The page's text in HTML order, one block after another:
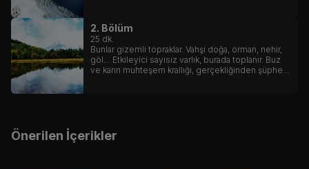
2. Bölüm
25 dk.
Bunlar gizemli topraklar. Vahşi doğa, orman, nehir,
göl… Etkileyici sayısız varlık, burada toplanır. Buz
ve karın muhteşem krallığı, gerçekliğinden şüphe
Önerilen İçerikler